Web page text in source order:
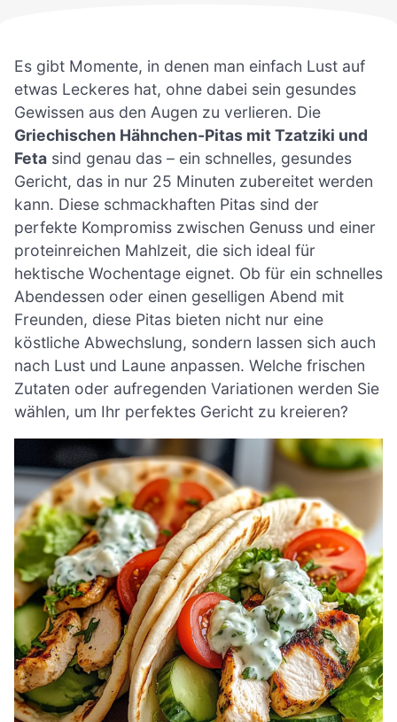
Es gibt Momente, in denen man einfach Lust auf
etwas Leckeres hat, ohne dabei sein gesundes
Gewissen aus den Augen zu verlieren. Die
Griechischen Hähnchen-Pitas mit Tzatziki und
Feta sind genau das – ein schnelles, gesundes
Gericht, das in nur 25 Minuten zubereitet werden
kann. Diese schmackhaften Pitas sind der
perfekte Kompromiss zwischen Genuss und einer
proteinreichen Mahlzeit, die sich ideal für
hektische Wochentage eignet. Ob für ein schnelles
Abendessen oder einen geselligen Abend mit
Freunden, diese Pitas bieten nicht nur eine
köstliche Abwechslung, sondern lassen sich auch
nach Lust und Laune anpassen. Welche frischen
Zutaten oder aufregenden Variationen werden Sie
wählen, um Ihr perfektes Gericht zu kreieren?